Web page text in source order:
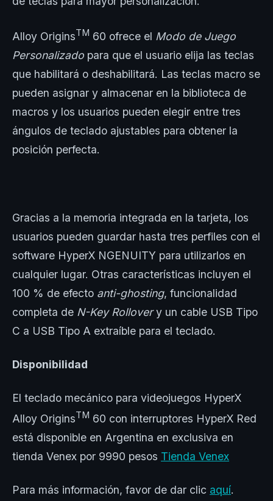
Alloy OriginsTM 60 ofrece el Modo de Juego
Personalizado para que el usuario elija las teclas
que habilitará o deshabilitará. Las teclas macro se
pueden asignar y almacenar en la biblioteca de
macros y los usuarios pueden elegir entre tres
ángulos de teclado ajustables para obtener la
posición perfecta.
Gracias a la memoria integrada en la tarjeta, los
usuarios pueden guardar hasta tres perfiles con el
software HyperX NGENUITY para utilizarlos en
cualquier lugar. Otras características incluyen el
100 % de efecto anti-ghosting, funcionalidad
completa de N-Key Rollovery un cable USB Tipo
C a USB Tipo A extraíble para el teclado.
Disponibilidad
El teclado mecánico para videojuegos HyperX
Alloy OriginsTM 60 con interruptores HyperX Red
está disponible en Argentina en exclusiva en
tienda Venex por 9990 pesos Tienda Venex
Para más información, favor de dar clic aquí.